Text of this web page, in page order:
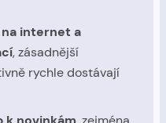
internet a
, zásadnější
rychle dostávají